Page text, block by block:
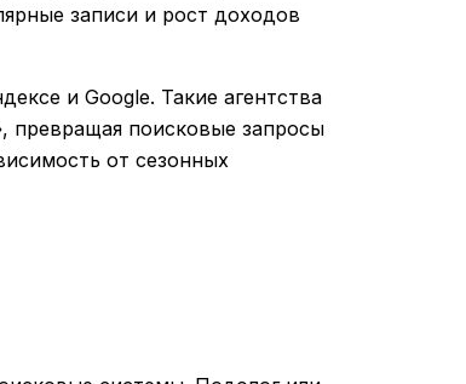
записи и рост доходов
и Google. Такие агентства
превращая поисковые запросы
от сезонных